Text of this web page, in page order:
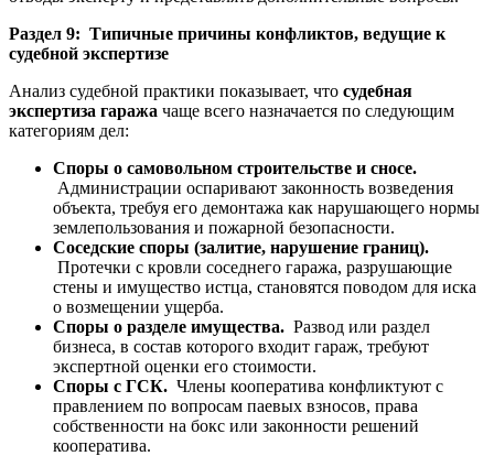
Раздел 9: Типичные причины конфликтов, ведущие к
судебной экспертизе
Анализ судебной практики показывает, что судебная
экспертиза гаража чаще всего назначается по следующим
категориям дел:
Споры о самовольном строительстве и сносе.
Администрации оспаривают законность возведения
объекта, требуя его демонтажа как нарушающего нормы
землепользования и пожарной безопасности.
Соседские споры (залитие, нарушение границ).
Протечки с кровли соседнего гаража, разрушающие
стены и имущество истца, становятся поводом для иска
о возмещении ущерба.
Споры о разделе имущества. Развод или раздел
бизнеса, в состав которого входит гараж, требуют
экспертной оценки его стоимости.
Споры с ГСК. Члены кооператива конфликтуют с
правлением по вопросам паевых взносов, права
собственности на бокс или законности решений
кооператива.